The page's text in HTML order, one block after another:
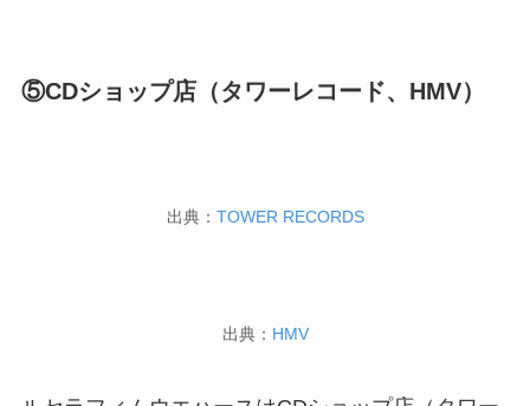
⑤CDショップ店（タワーレコード、HMV）
出典： TOWER RECORDS
出典： HMV